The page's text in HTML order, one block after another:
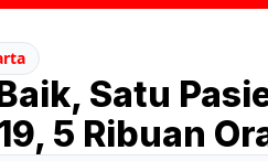
Satu
5 Ribuan